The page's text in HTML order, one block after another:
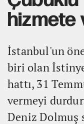
hizmete
İstanbul'un
biri olan
hattı, 31
vermeyi
Deniz Dolmuş